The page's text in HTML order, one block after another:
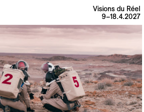
Visions du Réel
9–18.4.2027